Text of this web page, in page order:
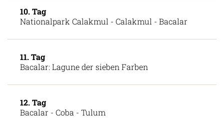
10. Tag
Nationalpark Calakmul - Calakmul - Bacalar
11. Tag
Bacalar: Lagune der sieben Farben
12. Tag
Bacalar - Coba - Tulum